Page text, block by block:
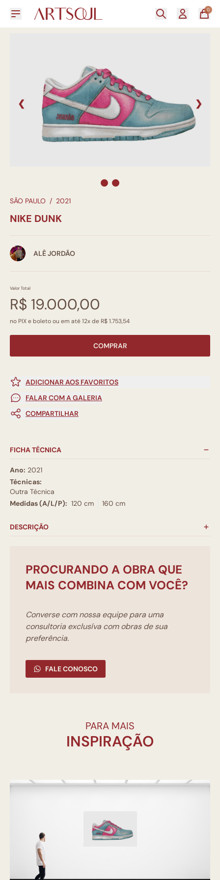
0
❮ ❯
SÃO PAULO / 2021
NIKE DUNK
ALÊ JORDÃO
Valor Total
R$ 19.000,00
no PIX e boleto ou em até 12x de R$ 1.753,54
COMPRAR
ADICIONAR AOS FAVORITOS
FALAR COM A GALERIA
COMPARTILHAR
FICHA TÉCNICA
Ano: 2021
Técnicas:
Outra Técnica
Medidas (A/L/P): 120 cm 160 cm
DESCRIÇÃO
PROCURANDO A OBRA QUE
MAIS COMBINA COM VOCÊ?
Converse com nossa equipe para uma
consultoria exclusíva com obras de sua
preferência.
FALE CONOSCO
PARA MAIS
INSPIRAÇÃO